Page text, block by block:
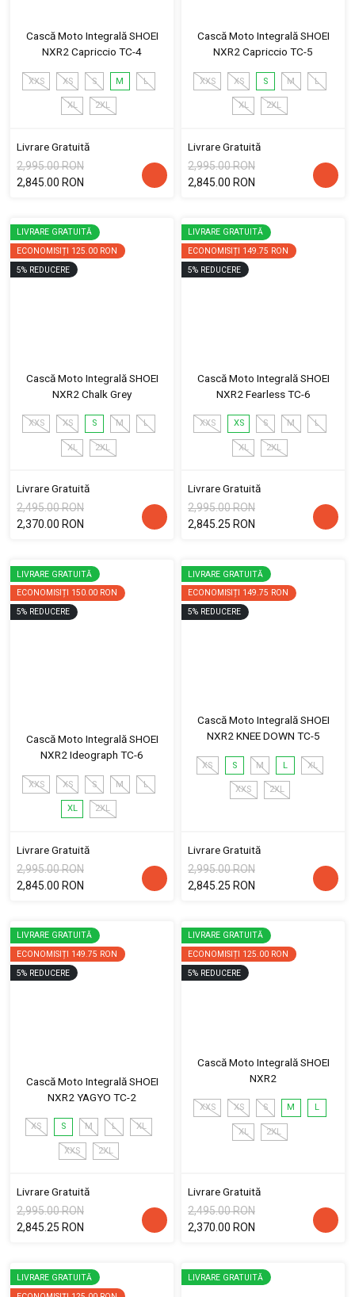
Cască Moto Integrală SHOEI
NXR2 Capriccio TC-4
XXS XS S M L
XL 2XL
Livrare Gratuită
2,995.00 RON
2,845.00 RON
Cască Moto Integrală SHOEI
NXR2 Capriccio TC-5
XXS XS S M L
XL 2XL
Livrare Gratuită
2,995.00 RON
2,845.00 RON
LIVRARE GRATUITĂ
ECONOMISIȚI 125.00 RON
5% REDUCERE
Cască Moto Integrală SHOEI
NXR2 Chalk Grey
XXS XS S M L
XL 2XL
Livrare Gratuită
2,495.00 RON
2,370.00 RON
LIVRARE GRATUITĂ
ECONOMISIȚI 149.75 RON
5% REDUCERE
Cască Moto Integrală SHOEI
NXR2 Fearless TC-6
XXS XS S M L
XL 2XL
Livrare Gratuită
2,995.00 RON
2,845.25 RON
LIVRARE GRATUITĂ
ECONOMISIȚI 150.00 RON
5% REDUCERE
Cască Moto Integrală SHOEI
NXR2 Ideograph TC-6
XXS XS S M L
XL 2XL
Livrare Gratuită
2,995.00 RON
2,845.00 RON
LIVRARE GRATUITĂ
ECONOMISIȚI 149.75 RON
5% REDUCERE
Cască Moto Integrală SHOEI
NXR2 KNEE DOWN TC-5
XS S M L XL
XXS 2XL
Livrare Gratuită
2,995.00 RON
2,845.25 RON
LIVRARE GRATUITĂ
ECONOMISIȚI 149.75 RON
5% REDUCERE
Cască Moto Integrală SHOEI
NXR2 YAGYO TC-2
XS S M L XL
XXS 2XL
Livrare Gratuită
2,995.00 RON
2,845.25 RON
LIVRARE GRATUITĂ
ECONOMISIȚI 125.00 RON
5% REDUCERE
Cască Moto Integrală SHOEI
NXR2
XXS XS S M L
XL 2XL
Livrare Gratuită
2,495.00 RON
2,370.00 RON
LIVRARE GRATUITĂ
LIVRARE GRATUITĂ